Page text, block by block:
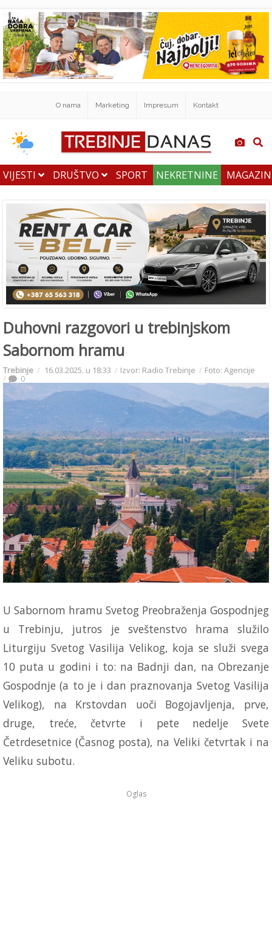
O nama Marketing Impresum Kontakt
VIJESTI DRUŠTVO SPORT NEKRETNINE
Duhovni razgovori u trebinjskom
Sabornom hramu
Trebinje 16.03.2025. u 18:33 Izvor: Radio Trebinje Foto: Agencije
0
U Sabornom hramu Svetog Preobraženja Gospodnjeg
u Trebinju, jutros je sveštenstvo hrama služilo
Liturgiju Svetog Vasilija Velikog, koja se služi svega
10 puta u godini i to: na Badnji dan, na Obrezanje
Gospodnje (a to je i dan praznovanja Svetog Vasilija
Velikog), na Krstovdan uoči Bogojavljenja, prve,
druge, treće, četvrte i pete nedelje Svete
Četrdesetnice (Časnog posta), na Veliki četvrtak i na
Veliku subotu.
Oglas